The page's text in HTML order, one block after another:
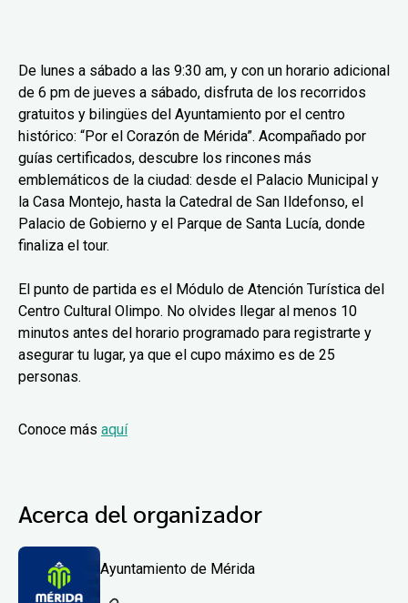
De lunes a sábado a las 9:30 am, y con un horario adicional
de 6 pm de jueves a sábado, disfruta de los recorridos
gratuitos y bilingües del Ayuntamiento por el centro
histórico: “Por el Corazón de Mérida”. Acompañado por
guías certificados, descubre los rincones más
emblemáticos de la ciudad: desde el Palacio Municipal y
la Casa Montejo, hasta la Catedral de San Ildefonso, el
Palacio de Gobierno y el Parque de Santa Lucía, donde
finaliza el tour.
El punto de partida es el Módulo de Atención Turística del
Centro Cultural Olimpo. No olvides llegar al menos 10
minutos antes del horario programado para registrarte y
asegurar tu lugar, ya que el cupo máximo es de 25
personas.
Conoce más aquí
Acerca del organizador
Ayuntamiento de Mérida